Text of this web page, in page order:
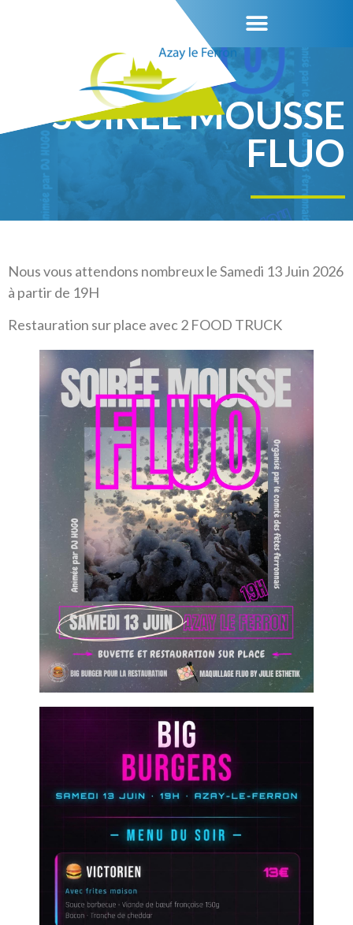
SOIREE MOUSSE
FLUO
Nous vous attendons nombreux le Samedi 13 Juin 2026
à partir de 19H
Restauration sur place avec 2 FOOD TRUCK